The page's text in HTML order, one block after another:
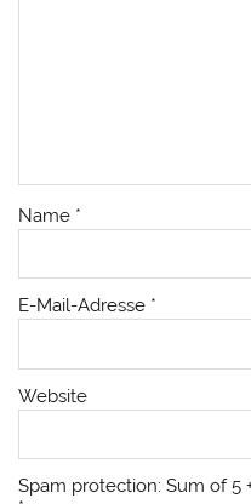
Name *
E-Mail-Adresse *
Website
Spam protection: Sum of 5